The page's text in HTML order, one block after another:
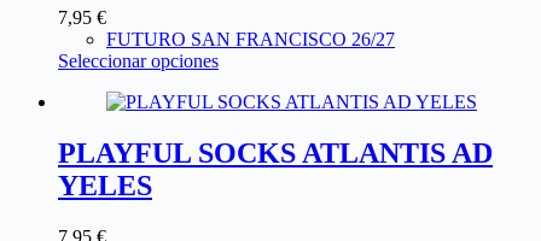
7,95 €
FUTURO SAN FRANCISCO 26/27
Seleccionar opciones
PLAYFUL SOCKS ATLANTIS AD
YELES
7,95 €